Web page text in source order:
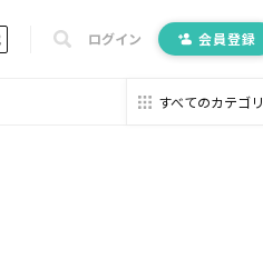
ログイン 会員登録
すべてのカテゴリ